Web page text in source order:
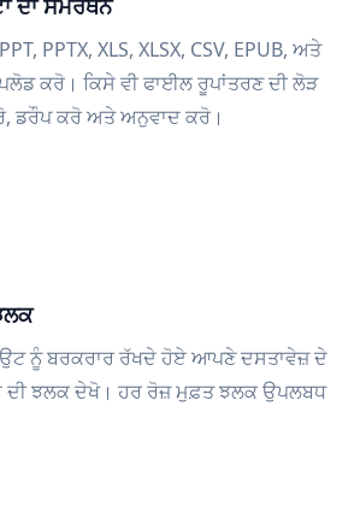
ਦਾ ਸਮਰਥਨ
PPTX, XLS, XLSX, CSV, EPUB, ਅਤੇ
ਕਰੋ। ਕਿਸੇ ਵੀ ਫਾਈਲ ਰੂਪਾਂਤਰਣ ਦੀ ਲੋੜ
ਡਰੌਪ ਕਰੋ ਅਤੇ ਅਨੁਵਾਦ ਕਰੋ।
ਨੂੰ ਬਰਕਰਾਰ ਰੱਖਦੇ ਹੋਏ ਆਪਣੇ ਦਸਤਾਵੇਜ਼ ਦੇ
ਦੀ ਝਲਕ ਦੇਖੋ। ਹਰ ਰੋਜ਼ ਮੁਫ਼ਤ ਝਲਕ ਉਪਲਬਧ